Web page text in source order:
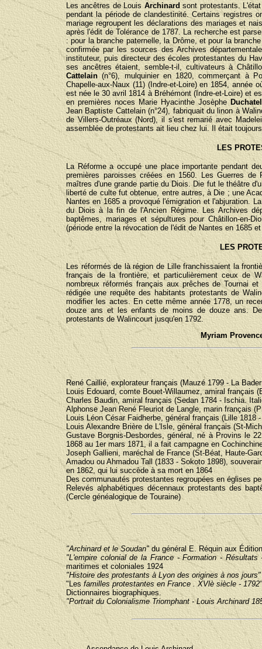
Les ancêtres de LouisArchinard sont protestants.
pendant la période de clandestinité. Certains registres
mariage regroupent les déclarations des mariages et
après l'édit de Tolérance de 1787. La recherche est
: pour la branche paternelle, la Drôme, et pour la
confirmée par les sources des Archives
instituteur, puis directeur des écoles protestantes du
ses ancêtres étaient, semble-t-il, cultivateurs à
Cattelain (n°6), mulquinier en 1820, commerçant à
Chapelle-aux-Naux (11) (Indre-et-Loire) en 1854,
est née le 30 avril 1814 à Bréhémont (Indre-et-Loire) et
en premières noces Marie Hyacinthe Josèphe Duchatel
Jean Baptiste Cattelain (n°24), fabriquait du linon à
de Villers-Outréaux (Nord), il s'est remarié avec
assemblée de protestants ait lieu chez lui. Il était
LES
La Réforme a occupé une place importante pendant
premières paroisses créées en 1560. Les Guerres
maîtres d'une grande partie du Diois. Die fut le théâtre
liberté de culte fut obtenue, entre autres, à Die ; une
Nantes en 1685 a provoqué l'émigration et l'abjuration.
du Diois à la fin de l'Ancien Régime. Les Archives
baptêmes, mariages et sépultures pour Châtillon-en-
(période entre la révocation de l'édit de Nantes en 1685
LES
Les réformés de là région de Lille franchissaient la
français de la frontière, et particulièrement ceux de
nombreux réformés français aux prêches de Tournai
rédigée une requête des habitants protestants de
modifier les actes. En cette même année 1778, un
douze ans et les enfants de moins de douze ans.
protestants de Walincourt jusqu'en 1792.
Myriam
René Caillié, explorateur français (Mauzé 1799 - La
Louis Edouard, comte Bouet-Willaumez, amiral français
Charles Baudin, amiral français (Sedan 1784 - Ischia.
Alphonse Jean René Fleuriot de Langle, marin français
Louis Léon César Faidherbe, général français (Lille 1818
Louis Alexandre Brière de L'Isle, général français (St-
Gustave Borgnis-Desbordes, général, né à Provins le
1868 au 1er mars 1871, il a fait campagne en
Joseph Gallieni, maréchal de France (St-Béat, Haute-
Amadou ou Ahmadou Tall (1833 - Sokoto 1898),
en 1862, qui lui succède à sa mort en 1864
Des communautés protestantes regroupées en églises
Relevés alphabétiques décennaux protestants des
(Cercle généalogique de Touraine)
"Archinard et le Soudan" du général E. Réquin aux
"L'empire colonial de la France - Formation - Résultats
maritimes et coloniales 1924
"Histoire des protestants à Lyon des origines à nos jours"
"Les familles protestantes en France . XVlè siècle - 1792"
Dictionnaires biographiques.
"Portrait du Colonialisme Triomphant - Louis Archinard